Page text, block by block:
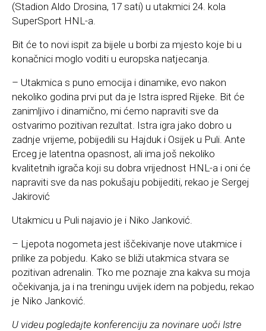
(Stadion Aldo Drosina, 17 sati) u utakmici 24. kola
SuperSport HNL-a.
Bit će to novi ispit za bijele u borbi za mjesto koje bi u
konačnici moglo voditi u europska natjecanja.
– Utakmica s puno emocija i dinamike, evo nakon
nekoliko godina prvi put da je Istra ispred Rijeke. Bit će
zanimljivo i dinamično, mi ćemo napraviti sve da
ostvarimo pozitivan rezultat. Istra igra jako dobro u
zadnje vrijeme, pobijedili su Hajduk i Osijek u Puli. Ante
Erceg je latentna opasnost, ali ima još nekoliko
kvalitetnih igrača koji su dobra vrijednost HNL-a i oni će
napraviti sve da nas pokušaju pobijediti, rekao je Sergej
Jakirović
Utakmicu u Puli najavio je i Niko Janković.
– Ljepota nogometa jest iščekivanje nove utakmice i
prilike za pobjedu. Kako se bliži utakmica stvara se
pozitivan adrenalin. Tko me poznaje zna kakva su moja
očekivanja, ja i na treningu uvijek idem na pobjedu, rekao
je Niko Janković.
U videu pogledajte konferenciju za novinare uoči Istre